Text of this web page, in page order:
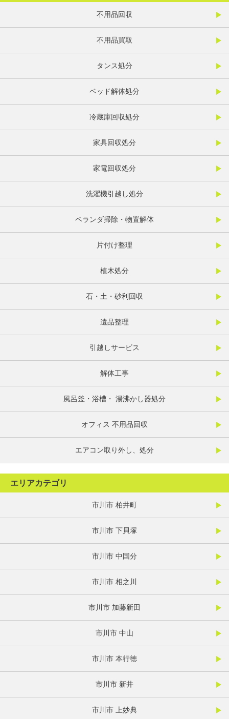
不用品回収
不用品買取
タンス処分
ベッド解体処分
冷蔵庫回収処分
家具回収処分
家電回収処分
洗濯機引越し処分
ベランダ掃除・物置解体
片付け整理
植木処分
石・土・砂利回収
遺品整理
引越しサービス
解体工事
風呂釜・浴槽・ 湯沸かし器処分
オフィス 不用品回収
エアコン取り外し、処分
エリアカテゴリ
市川市 柏井町
市川市 下貝塚
市川市 中国分
市川市 相之川
市川市 加藤新田
市川市 中山
市川市 本行徳
市川市 新井
市川市 上妙典